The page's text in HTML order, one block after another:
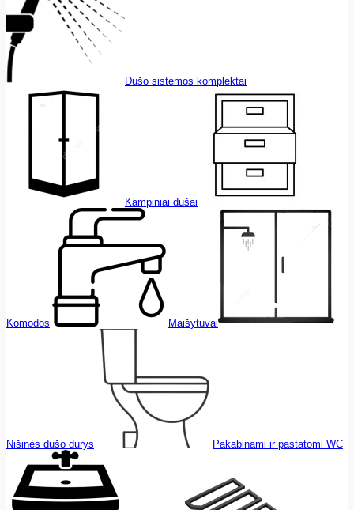
Dušo sistemos komplektai
Kampiniai dušai
Komodos Maišytuvai
Nišinės dušo durys Pakabinami ir pastatomi WC